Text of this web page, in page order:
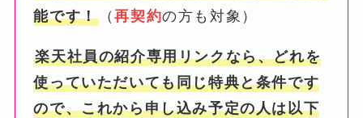
能です！（再契約の方も対象）
楽天社員の紹介専用リンクなら、どれを
使っていただいても同じ特典と条件です
ので、これから申し込み予定の人は以下